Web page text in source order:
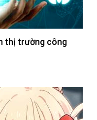
thị trường công